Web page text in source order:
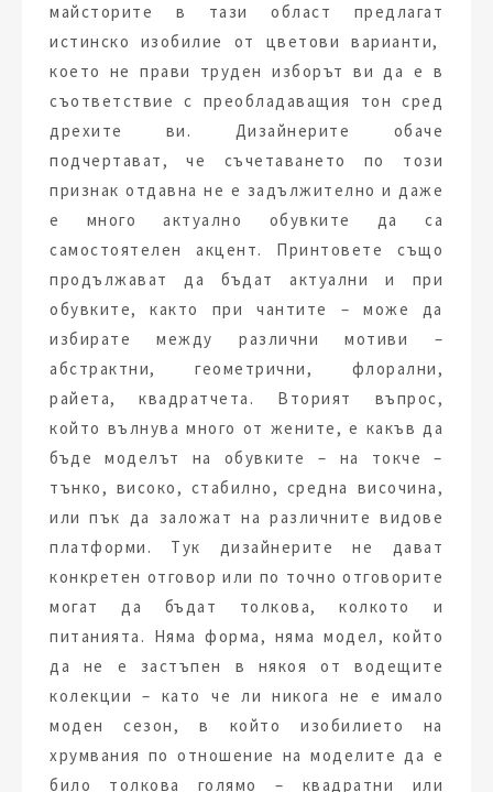
майсторите в тази област предлагат
истинско изобилие от цветови варианти,
което не прави труден изборът ви да е в
съответствие с преобладаващия тон сред
дрехите ви. Дизайнерите обаче
подчертават, че съчетаването по този
признак отдавна не е задължително и даже
е много актуално обувките да са
самостоятелен акцент. Принтовете също
продължават да бъдат актуални и при
обувките, както при чантите – може да
избирате между различни мотиви –
абстрактни, геометрични, флорални,
райета, квадратчета. Вторият въпрос,
който вълнува много от жените, е какъв да
бъде моделът на обувките – на токче –
тънко, високо, стабилно, средна височина,
или пък да заложат на различните видове
платформи. Тук дизайнерите не дават
конкретен отговор или по точно отговорите
могат да бъдат толкова, колкото и
питанията. Няма форма, няма модел, който
да не е застъпен в някоя от водещите
колекции – като че ли никога не е имало
моден сезон, в който изобилието на
хрумвания по отношение на моделите да е
било толкова голямо – квадратни или